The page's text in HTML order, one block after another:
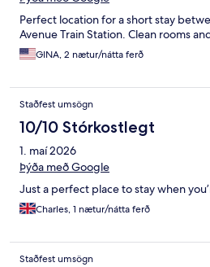
Perfect location for a short stay
Avenue Train Station. Clean rooms
GINA, 2 nætur/nátta ferð
Staðfest umsögn
10/10 Stórkostlegt
1. maí 2026
Þýða með Google
Just a perfect place to stay when
Charles, 1 nætur/nátta ferð
Staðfest umsögn